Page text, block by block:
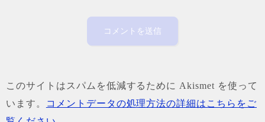
このサイトはスパムを低減するために Akismet を使って
います。
コメントデータの処理方法の詳細はこちらをご